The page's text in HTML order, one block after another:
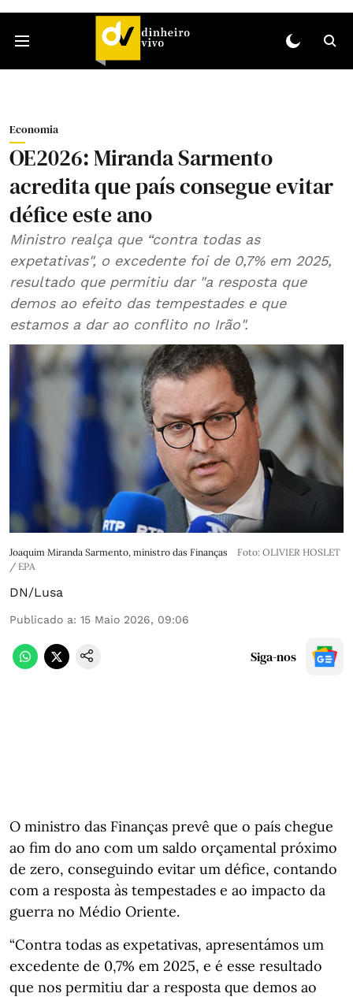
Economia
OE2026: Miranda Sarmento
acredita que país consegue evitar
défice este ano
Ministro realça que “contra todas as
expetativas", o excedente foi de 0,7% em 2025,
resultado que permitiu dar "a resposta que
demos ao efeito das tempestades e que
estamos a dar ao conflito no Irão".
Joaquim Miranda Sarmento, ministro das Finanças
Foto: OLIVIER HOSLET
/ EPA
DN/Lusa
Publicado a: 15 Maio 2026, 09:06
Siga-nos
O ministro das Finanças prevê que o país chegue
ao fim do ano com um saldo orçamental próximo
de zero, conseguindo evitar um défice, contando
com a resposta às tempestades e ao impacto da
guerra no Médio Oriente.
“Contra todas as expetativas, apresentámos um
excedente de 0,7% em 2025, e é esse resultado
que nos permitiu dar a resposta que demos ao